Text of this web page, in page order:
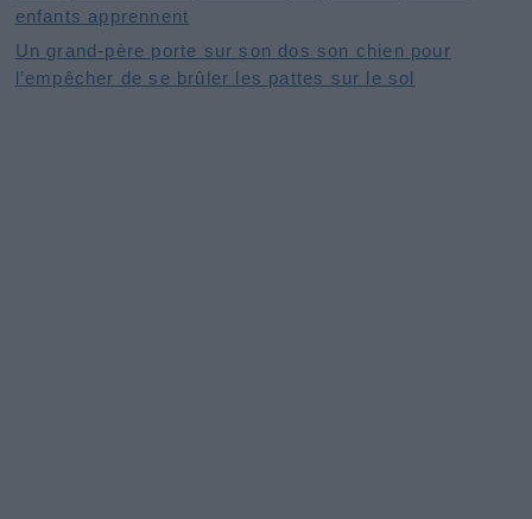
enfants apprennent
Un grand-père porte sur son dos son chien pour
l’empêcher de se brûler les pattes sur le sol